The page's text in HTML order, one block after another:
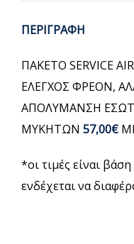
ΠΕΡΙΓΡΑΦΗ
ΠΑΚΕΤΟ SERVICE
ΕΛΕΓΧΟΣ ΦΡΕΟΝ,
ΑΠΟΛΥΜΑΝΣΗ
ΜΥΚΗΤΩΝ 57,00€
*οι τιμές είναι
ενδέχεται να